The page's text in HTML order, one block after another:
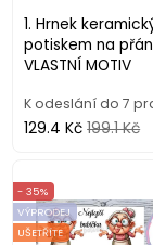
1. Hrnek
potiskem na
VLASTNÍ MOTIV
K odeslání do 7
129.4 Kč 199.1 Kč
- 35%
VÝPRODEJ
UŠETŘÍTE